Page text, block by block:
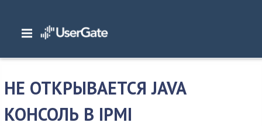
Главная/ Часто задаваемые вопросы
открывается JAVA консоль в IPMI
НЕ ОТКРЫВАЕТСЯ JAVA
КОНСОЛЬ В IPMI